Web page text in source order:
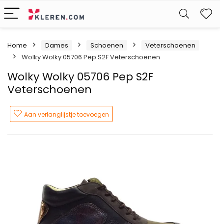
Home Dames Schoenen
Veterschoenen
Wolky Wolky 05706 Pep S2F Veterschoenen
Wolky Wolky 05706 Pep S2F
Veterschoenen
Aan verlanglijstje toevoegen